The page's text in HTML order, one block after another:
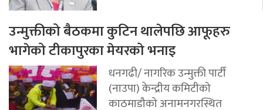
उन्मुक्तीको बैठकमा कुटिन थालेपछि आफूहरु
भागेको टीकापुरका मेयरको भनाइ
धनगढी/ नागरिक उन्मुक्ती पार्टी
(नाउपा) केन्द्रीय कमिटीको
काठमाडौको अनामनगरस्थित